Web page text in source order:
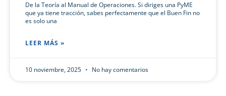
De la Teoría al Manual de Operaciones. Si diriges una PyME
que ya tiene tracción, sabes perfectamente que el Buen Fin no
es solo una
LEER MÁS »
10 noviembre, 2025 No hay comentarios